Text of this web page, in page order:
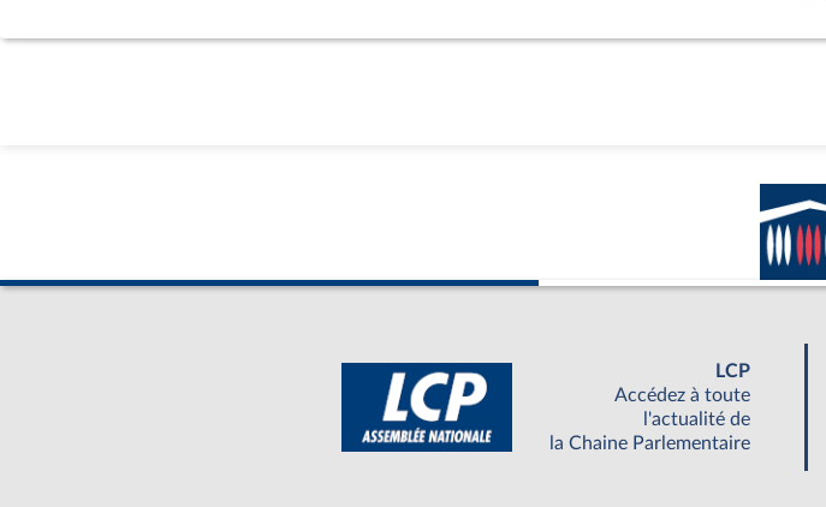
LCP
Accédez à toute
l'actualité de
la Chaine Parlementaire